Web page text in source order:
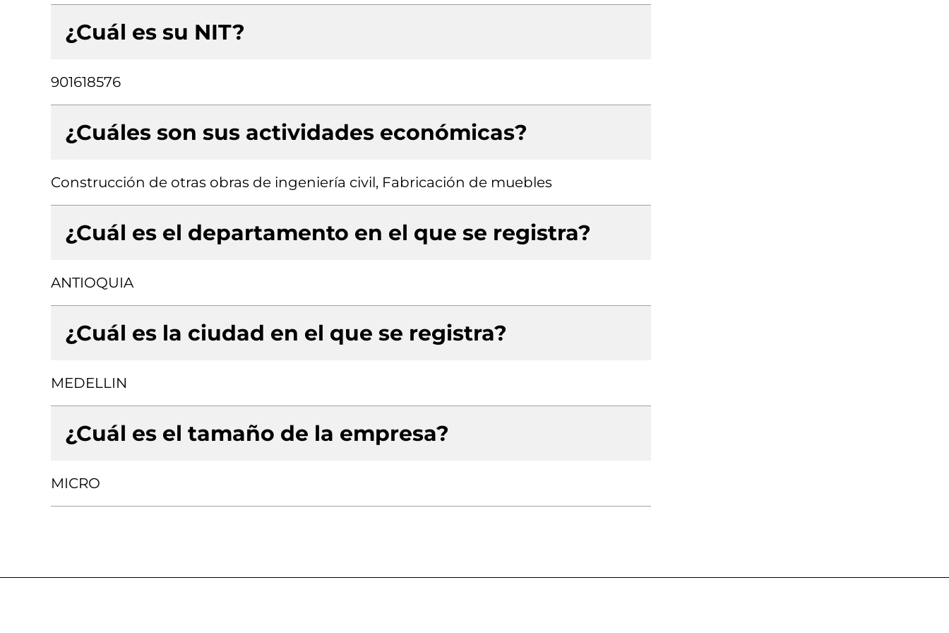
¿Cuál es su NIT?
901618576
¿Cuáles son sus actividades económicas?
Construcción de otras obras de ingeniería civil, Fabricación de muebles
¿Cuál es el departamento en el que se registra?
ANTIOQUIA
¿Cuál es la ciudad en el que se registra?
MEDELLIN
¿Cuál es el tamaño de la empresa?
MICRO